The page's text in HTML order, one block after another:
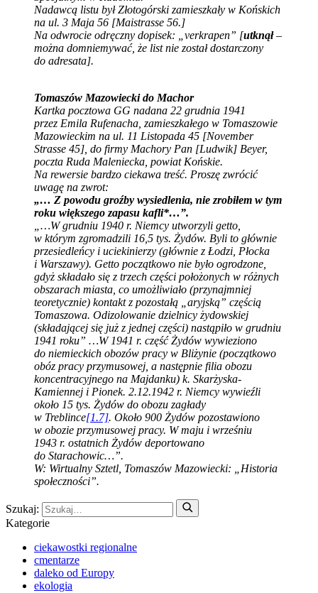
Nadawcą listu był Złotogórski zamieszkały w Końskich
na ul. 3 Maja 56 [Maistrasse 56.]
Na odwrocie odręczny dopisek: „verkrapen” [utknął–
można domniemywać, że list nie został dostarczony
do adresata].
Tomaszów Mazowiecki do Machor
Kartka pocztowa GG nadana 22 grudnia 1941
przez Emila Rufenacha, zamieszkałego w Tomaszowie
Mazowieckim na ul. 11 Listopada 45 [November
Strasse 45], do firmy Machory Pan [Ludwik] Beyer,
poczta Ruda Maleniecka, powiat Końskie.
Na rewersie bardzo ciekawa treść. Proszę zwrócić
uwagę na zwrot:
„… Z powodu groźby wysiedlenia, nie zrobiłem w tym
roku większego zapasu kafli*…”.
„…W grudniu 1940 r. Niemcy utworzyli getto,
w którym zgromadzili 16,5 tys. Żydów. Byli to głównie
przesiedleńcy i uciekinierzy (głównie z Łodzi, Płocka
i Warszawy). Getto początkowo nie było ogrodzone,
gdyż składało się z trzech części położonych w różnych
obszarach miasta, co umożliwiało (przynajmniej
teoretycznie) kontakt z pozostałą „aryjską” częścią
Tomaszowa. Odizolowanie dzielnicy żydowskiej
(składającej się już z jednej części) nastąpiło w grudniu
1941 roku” …W 1941 r. część Żydów wywieziono
do niemieckich obozów pracy w Bliżynie (początkowo
obóz pracy przymusowej, a następnie filia obozu
koncentracyjnego na Majdanku) k. Skarżyska-
Kamiennej i Pionek. 2.12.1942 r. Niemcy wywieźli
około 15 tys. Żydów do obozu zagłady
w Treblince[1.7]. Około 900 Żydów pozostawiono
w obozie przymusowej pracy. W maju i wrześniu
1943 r. ostatnich Żydów deportowano
do Starachowic…”.
W: Wirtualny Sztetl, Tomaszów Mazowiecki: „Historia
społeczności”.
Szukaj:
Kategorie
ciekawostki regionalne
cmentarze
daleko od Europy
ekologia